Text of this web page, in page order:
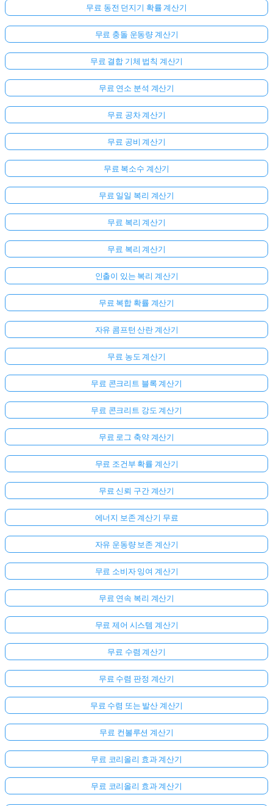
무료 동전 던지기 확률 계산기
무료 충돌 운동량 계산기
무료 결합 기체 법칙 계산기
무료 연소 분석 계산기
무료 공차 계산기
무료 공비 계산기
무료 복소수 계산기
무료 일일 복리 계산기
무료 복리 계산기
무료 복리 계산기
인출이 있는 복리 계산기
무료 복합 확률 계산기
자유 콤프턴 산란 계산기
무료 농도 계산기
무료 콘크리트 블록 계산기
무료 콘크리트 강도 계산기
무료 로그 축약 계산기
무료 조건부 확률 계산기
무료 신뢰 구간 계산기
에너지 보존 계산기 무료
자유 운동량 보존 계산기
무료 소비자 잉여 계산기
무료 연속 복리 계산기
무료 제어 시스템 계산기
무료 수렴 계산기
무료 수렴 판정 계산기
무료 수렴 또는 발산 계산기
무료 컨볼루션 계산기
무료 코리올리 효과 계산기
무료 코리올리 효과 계산기